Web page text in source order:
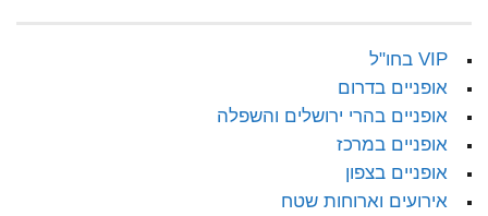
VIP בחו"ל
אופניים בדרום
אופניים בהרי ירושלים והשפלה
אופניים במרכז
אופניים בצפון
אירועים וארוחות שטח